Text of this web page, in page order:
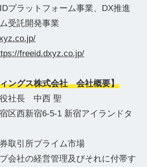
プラットフォーム事業、DX推進
受託開発事業
freeid.dxyz.co.jp/
ングス株式会社 会社概要】
社長 中西 聖
区西新宿6-5-1 新宿アイランドタ
取引所プライム市場
会社の経営管理及びそれに付帯す